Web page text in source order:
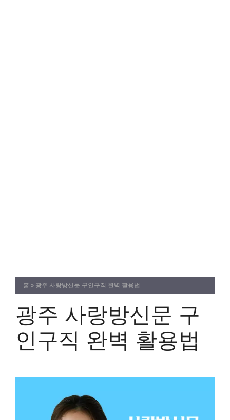
content
홈 » 광주 사랑방신문 구인구직 완벽 활용법
광주 사랑방신문 구
인구직 완벽 활용법